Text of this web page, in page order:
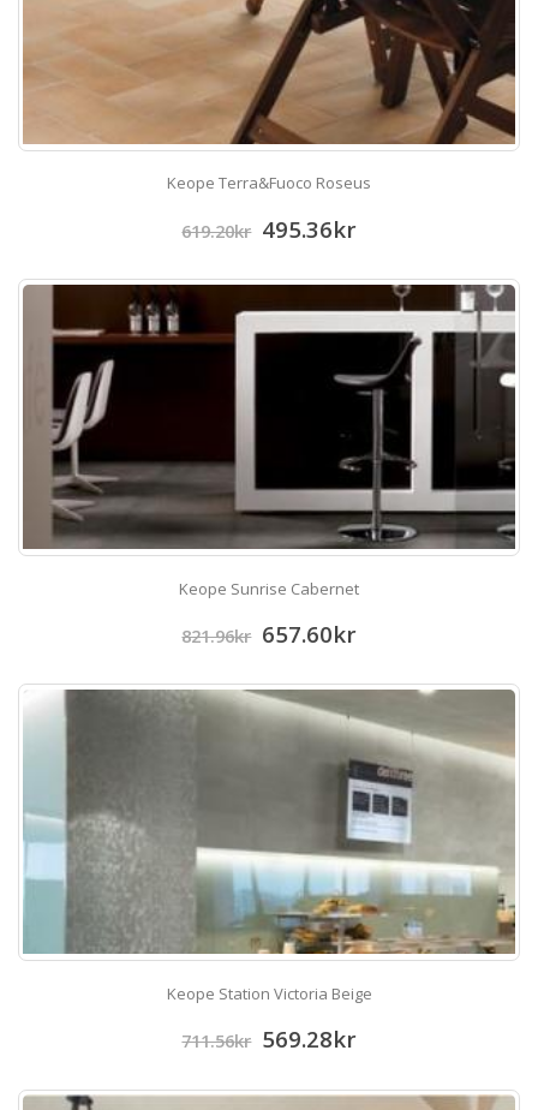
Keope Terra&Fuoco Roseus
619.20kr 495.36kr
Keope Sunrise Cabernet
821.96kr 657.60kr
Keope Station Victoria Beige
711.56kr 569.28kr